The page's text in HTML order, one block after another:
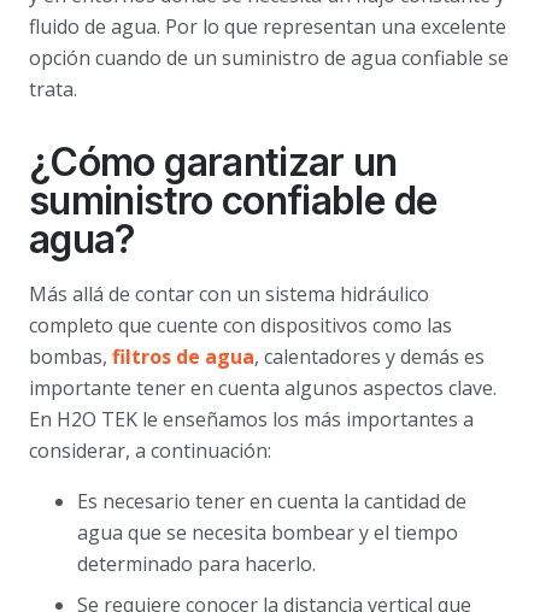
fluido de agua. Por lo que representan una excelente
opción cuando de un suministro de agua confiable se
trata.
¿Cómo garantizar un
suministro confiable de
agua?
Más allá de contar con un sistema hidráulico
completo que cuente con dispositivos como las
bombas, filtros de agua, calentadores y demás es
importante tener en cuenta algunos aspectos clave.
En H2O TEK le enseñamos los más importantes a
considerar, a continuación:
Es necesario tener en cuenta la cantidad de
agua que se necesita bombear y el tiempo
determinado para hacerlo.
Se requiere conocer la distancia vertical que